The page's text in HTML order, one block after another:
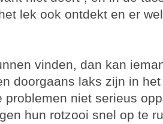
lek ook ontdekt en er
vinden, dan kan
doorgaans laks zijn in
problemen niet serieus
hun rotzooi snel op te